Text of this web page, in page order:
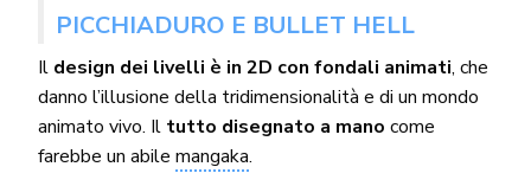
PICCHIADURO E BULLET HELL
Il design dei livelli è in 2D con fondali animati, che
danno l’illusione della tridimensionalità e di un mondo
animato vivo. Il tutto disegnato a mano come
farebbe un abilemangaka.